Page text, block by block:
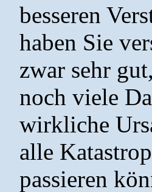
besseren
haben Sie
zwar sehr
noch viele
wirkliche
alle
passieren